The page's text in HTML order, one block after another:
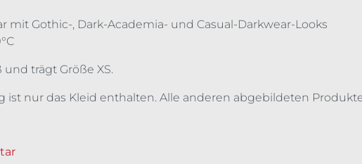
mit Gothic-, Dark-Academia- und Casual-Darkwear-Looks
und trägt Größe XS.
ist nur das Kleid enthalten. Alle anderen abgebildeten